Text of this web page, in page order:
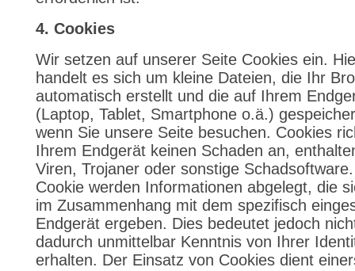
4. Cookies
Wir setzen auf unserer Seite Cookies ein.
handelt es sich um kleine Dateien, die Ihr
automatisch erstellt und die auf Ihrem
(Laptop, Tablet, Smartphone o.ä.)
wenn Sie unsere Seite besuchen. Cookies
Ihrem Endgerät keinen Schaden an,
Viren, Trojaner oder sonstige
Cookie werden Informationen abgelegt, die
im Zusammenhang mit dem spezifisch
Endgerät ergeben. Dies bedeutet jedoch
dadurch unmittelbar Kenntnis von Ihrer
erhalten. Der Einsatz von Cookies dient